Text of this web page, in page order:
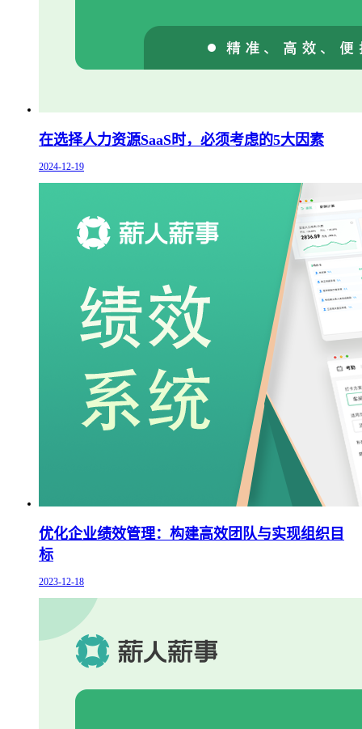
在选择人力资源SaaS时，必须考虑的5大因素
2024-12-19
优化企业绩效管理：构建高效团队与实现组织目
标
2023-12-18